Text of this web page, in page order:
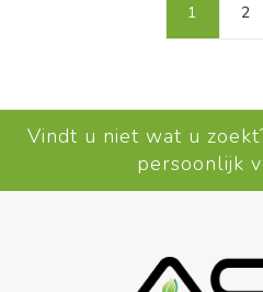
1 2
Vindt u niet wat u
persoonlijk